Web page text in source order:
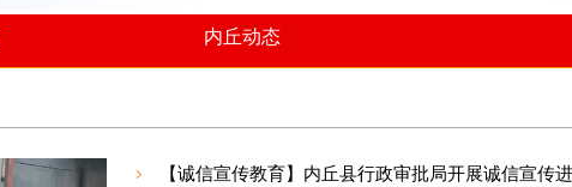
内丘动态
【诚信宣传教育】内丘县行政审批局开展诚信宣传